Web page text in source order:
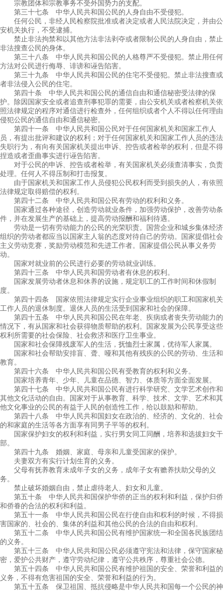
宗教团体和宗教事务不受外国势力的支配。
第三十七条 中华人民共和国公民的人身自由不受侵犯。
任何公民，非经人民检察院批准或者决定或者人民法院决定，并由公
安机关执行，不受逮捕。
禁止非法拘禁和以其他方法非法剥夺或者限制公民的人身自由，禁止
非法搜查公民的身体。
第三十八条 中华人民共和国公民的人格尊严不受侵犯。禁止用任何
方法对公民进行侮辱、诽谤和诬告陷害。
第三十九条 中华人民共和国公民的住宅不受侵犯。禁止非法搜查或
者非法侵入公民的住宅。
第四十条 中华人民共和国公民的通信自由和通信秘密受法律的保
护。除因国家安全或者追查刑事犯罪的需要，由公安机关或者检察机关依
照法律规定的程序对通信进行检查外，任何组织或者个人不得以任何理由
侵犯公民的通信自由和通信秘密。
第四十一条 中华人民共和国公民对于任何国家机关和国家工作人
员，有提出批评和建议的权利；对于任何国家机关和国家工作人员的违法
失职行为，有向有关国家机关提出申诉、控告或者检举的权利，但是不得
捏造或者歪曲事实进行诬告陷害。
对于公民的申诉、控告或者检举，有关国家机关必须查清事实，负责
处理。任何人不得压制和打击报复。
由于国家机关和国家工作人员侵犯公民权利而受到损失的人，有依照
法律规定取得赔偿的权利。
第四十二条 中华人民共和国公民有劳动的权利和义务。
国家通过各种途径，创造劳动就业条件，加强劳动保护，改善劳动条
件，并在发展生产的基础上，提高劳动报酬和福利待遇。
劳动是一切有劳动能力的公民的光荣职责。国营企业和城乡集体经济
组织的劳动者都应当以国家主人翁的态度对待自己的劳动。国家提倡社会
主义劳动竞赛，奖励劳动模范和先进工作者。国家提倡公民从事义务劳
动。
国家对就业前的公民进行必要的劳动就业训练。
第四十三条 中华人民共和国劳动者有休息的权利。
国家发展劳动者休息和休养的设施，规定职工的工作时间和休假制
度。
第四十四条 国家依照法律规定实行企业事业组织的职工和国家机关
工作人员的退休制度。退休人员的生活受到国家和社会的保障。
第四十五条 中华人民共和国公民在年老、疾病或者丧失劳动能力的
情况下，有从国家和社会获得物质帮助的权利。国家发展为公民享受这些
权利所需要的社会保险、社会救济和医疗卫生事业。
国家和社会保障残废军人的生活，抚恤烈士家属，优待军人家属。
国家和社会帮助安排盲、聋、哑和其他有残疾的公民的劳动、生活和
教育。
第四十六条 中华人民共和国公民有受教育的权利和义务。
国家培养青年、少年、儿童在品德、智力、体质等方面全面发展。
第四十七条 中华人民共和国公民有进行科学研究、文学艺术创作和
其他文化活动的自由。国家对于从事教育、科学、技术、文学、艺术和其
他文化事业的公民的有益于人民的创造性工作，给以鼓励和帮助。
第四十八条 中华人民共和国妇女在政治的、经济的、文化的、社会
的和家庭的生活等各方面享有同男子平等的权利。
国家保护妇女的权利和利益，实行男女同工同酬，培养和选拔妇女干
部。
第四十九条 婚姻、家庭、母亲和儿童受国家的保护。
夫妻双方有实行计划生育的义务。
父母有抚养教育未成年子女的义务，成年子女有赡养扶助父母的义
务。
禁止破坏婚姻自由，禁止虐待老人、妇女和儿童。
第五十条 中华人民共和国保护华侨的正当的权利和利益，保护归侨
和侨眷的合法的权利和利益。
第五十一条 中华人民共和国公民在行使自由和权利的时候，不得损
害国家的、社会的、集体的利益和其他公民的合法的自由和权利。
第五十二条 中华人民共和国公民有维护国家统一和全国各民族团结
的义务。
第五十三条 中华人民共和国公民必须遵守宪法和法律，保守国家秘
密，爱护公共财产，遵守劳动纪律，遵守公共秩序，尊重社会公德。
第五十四条 中华人民共和国公民有维护祖国的安全、荣誉和利益的
义务，不得有危害祖国的安全、荣誉和利益的行为。
第五十五条 保卫祖国、抵抗侵略是中华人民共和国每一个公民的神